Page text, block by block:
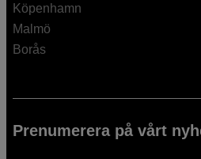
Köpenhamn
Malmö
Borås
Prenumerera på vårt